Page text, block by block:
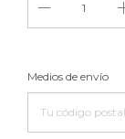
Entregas para el
Medios de envío